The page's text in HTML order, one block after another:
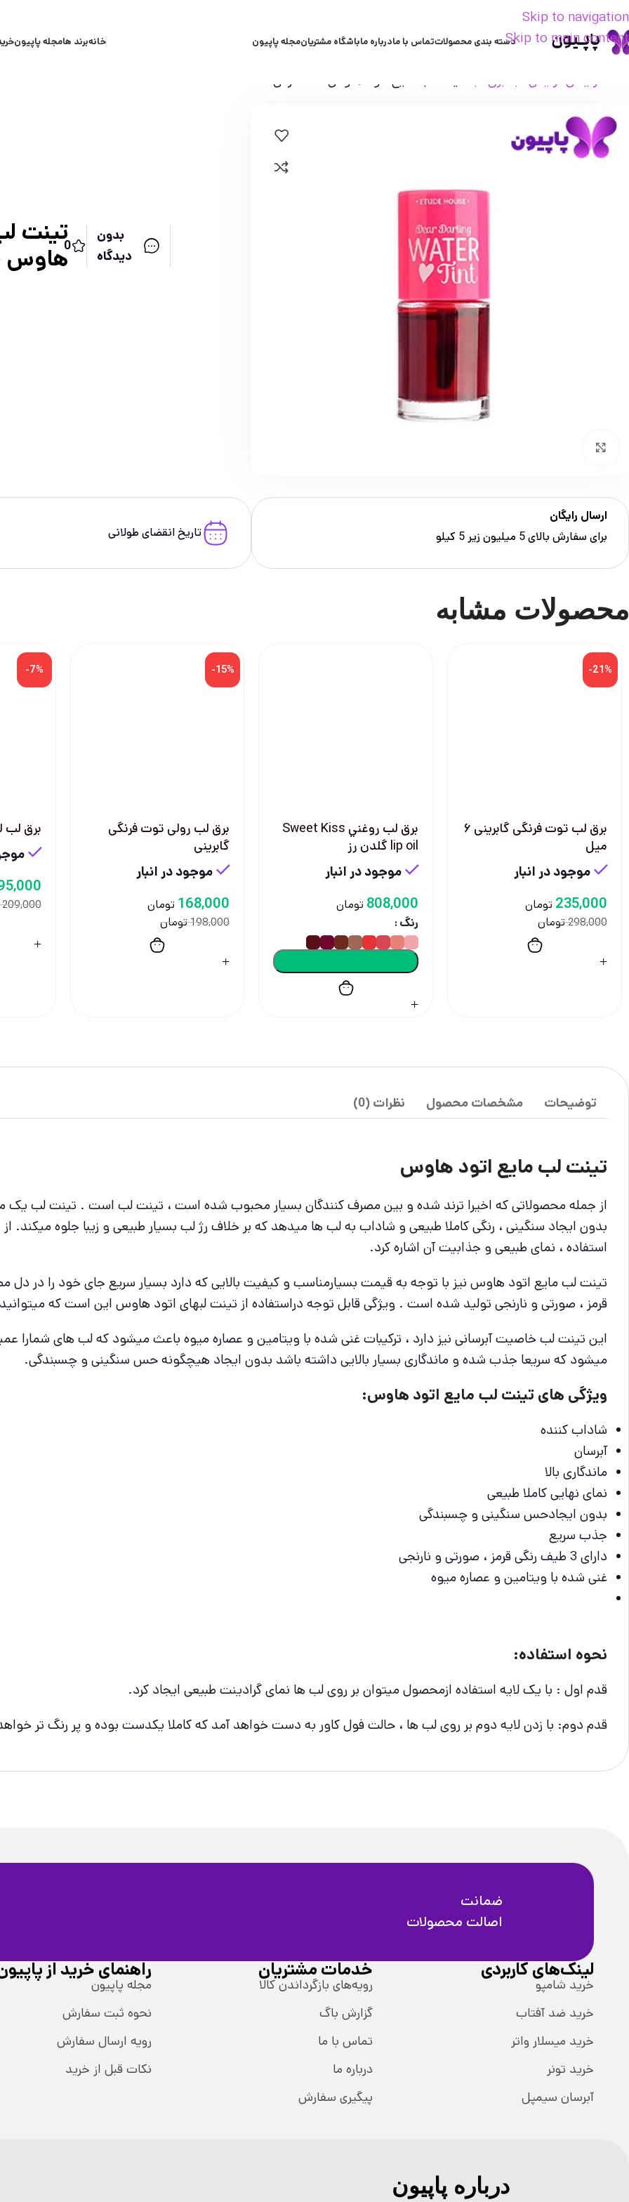
Skip to navigation
Skip to main contentدسته بندی محصولاتتماس با مادرباره ماباشگاه مشتریانمجله پاپیون خانهبرند هامجله پاپیون
آرایشی آرایش لب برق لب تینت لب مایع اتود هاوس 13.5گرمی
بدون
دیدگاه
0تینت
هاوس 13.5گرمی
ارسال رایگان
برای سفارش‌ بالای 5 میلیون زیر 5 کیلو
تاریخ انقضای طولانی
محصولات مشابه
-21%
برق لب توت فرنگی گابرینی ۶
میل
موجود در انبار
298,000تومان
235,000 تومان
برق لب روغني Sweet Kiss
lip oil گلدن رز
موجود در انبار
808,000 تومان
رنگ
-15%
برق لب رولی توت فرنگی
گابرینی
موجود در انبار
198,000تومان
168,000 تومان
-7%
برق لب
209,000
توضیحات مشخصات محصول نظرات (0)
تینت لب مایع اتود هاوس
از جمله محصولاتی که اخیرا ترند شده و بین مصرف کنندگان بسیار محبوب شده است ، تینت لب است . تینت لب یک
بدون ایجاد سنگینی ، رنگی کاملا طبیعی و شاداب به لب ها میدهد که بر خلاف رژ لب بسیار طبیعی و زیبا جلوه میکند.
استفاده ، نمای طبیعی و جذابیت آن اشاره کرد.
قرمز ، صورتی و نارنجی تولید شده است . ویژگی قابل توجه دراستفاده از تینت لبهای اتود هاوس این است که میتوانید
این تینت لب خاصیت آبرسانی نیز دارد ، ترکیبات غنی شده با ویتامین و عصاره میوه باعث میشود که لب های شمارا
میشود که سریعا جذب شده و ماندگاری بسیار بالایی داشته باشد بدون ایجاد هیچگونه حس سنگینی و چسبندگی.
ویژگی های تینت لب مایع اتود هاوس:
شاداب کننده
آبرسان
ماندگاری بالا
نمای نهایی کاملا طبیعی
بدون ایجادحس سنگینی و چسبندگی
جذب سریع
دارای 3 طیف رنگی قرمز ، صورتی و نارنجی
غنی شده با ویتامین و عصاره میوه
نحوه استفاده:
قدم اول : با یک لایه استفاده ازمحصول میتوان بر روی لب ها نمای گرادینت طبیعی ایجاد کرد.
قدم دوم: با زدن لایه دوم بر روی لب ها ، حالت فول کاور به دست خواهد آمد که کاملا یکدست بوده و پر رنگ تر
ضمانت
اصالت محصولات
لینک‌های کاربردی
خرید شامپو
خرید ضد آفتاب
خرید میسلار واتر
خرید تونر
آبرسان سیمپل
خدمات مشتریان
رویه‌های بازگرداندن کالا
گزارش باگ
تماس با ما
درباره ما
پیگیری سفارش
راهنمای خرید از
مجله پاپیون
نحوه ثبت سفارش
رویه ارسال سفارش
نکات قبل از خرید
درباره پاپیون